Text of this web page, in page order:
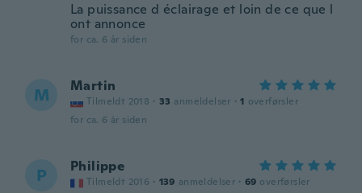
La puissance d éclairage et loin de ce que l
ont annonce
for ca. 6 år siden
M Martin
Tilmeldt 2018 · 33 anmeldelser · 1 overførsler
for ca. 6 år siden
P Philippe
Tilmeldt 2016 · 139 anmeldelser · 69 overførsler